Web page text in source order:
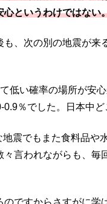
心というわけではない
、次の別の地震が
低い確率の場所が安
％でした。日本中
震でもまた食料品や
言われながらも、毎